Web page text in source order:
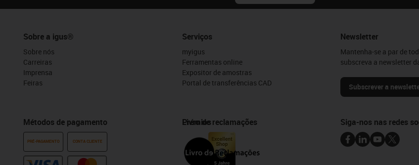
Sobre a igus®
Sobre nós
Carreiras
Imprensa
Feiras
Métodos de pagamento
PRÉ-PAGAMENTO CONTA CLIENTE
Serviços
myigus
Ferramentas online
Expositor de amostras
Portal de transferências CAD
Prémios
Livro de reclamações
Newsletter
Mantenha-se a par de
subscreva a newsletter
Subscrever a
Siga-nos nas redes